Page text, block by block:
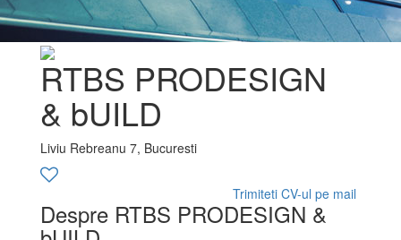
RTBS PRODESIGN
& bUILD
Liviu Rebreanu 7, Bucuresti
Trimiteti CV-ul pe mail
Despre RTBS PRODESIGN &